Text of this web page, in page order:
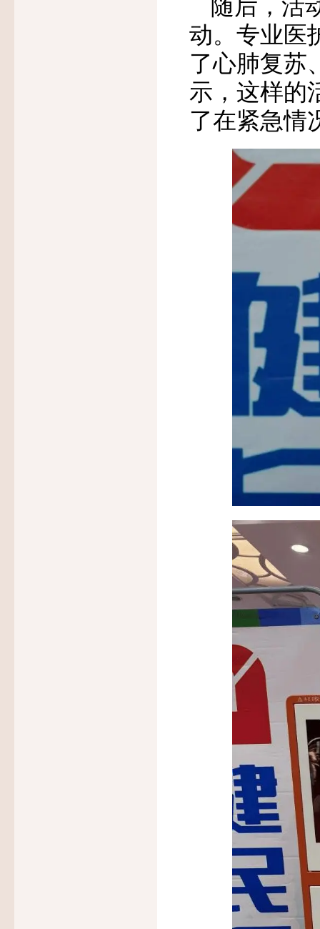
动。专业医
了心肺复苏
示，这样的
了在紧急情